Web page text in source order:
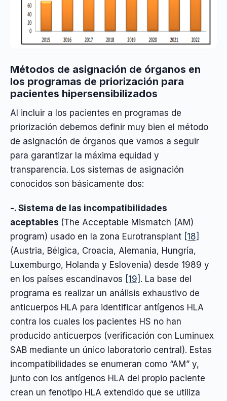
Métodos de asignación de órganos en
los programas de priorización para
pacientes hipersensibilizados
Al incluir a los pacientes en programas de
priorización debemos definir muy bien el método
de asignación de órganos que vamos a seguir
para garantizar la máxima equidad y
transparencia. Los sistemas de asignación
conocidos son básicamente dos:
-. Sistema de las incompatibilidades
aceptables (The Acceptable Mismatch (AM)
program) usado en la zona Eurotransplant [18]
(Austria, Bélgica, Croacia, Alemania, Hungría,
Luxemburgo, Holanda y Eslovenia) desde 1989 y
en los países escandinavos [19] . La base del
programa es realizar un análisis exhaustivo de
anticuerpos HLA para identificar antígenos HLA
contra los cuales los pacientes HS no han
producido anticuerpos (verificación con Luminuex
SAB mediante un único laboratorio central). Estas
incompatibilidades se enumeran como “AM” y,
junto con los antígenos HLA del propio paciente
crean un fenotipo HLA extendido que se utiliza